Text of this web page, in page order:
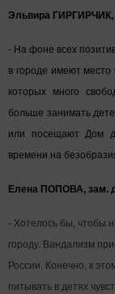
Эльвира ГИРГИРЧИК,
- На фоне всех
в городе имеют
которых много
больше занимать
или посещают Дом
времени на
Елена ПОПОВА, зам.
- Хотелось бы, чтобы
городу. Вандализм
России. Конечно, к
питывать в детях